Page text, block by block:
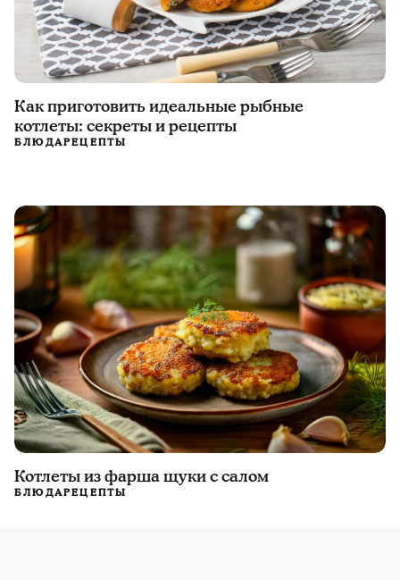
Как приготовить идеальные рыбные
котлеты: секреты и рецепты
БЛЮДАРЕЦЕПТЫ
Котлеты из фарша щуки с салом
БЛЮДАРЕЦЕПТЫ